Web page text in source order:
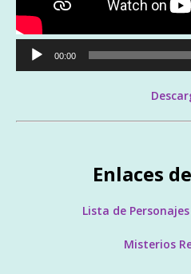
Reproductor
00:00
Enlaces
Lista de
Misterios